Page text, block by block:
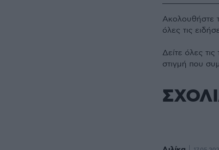
Ακολουθήστε
όλες τις
Δείτε όλες τις
στιγμή που